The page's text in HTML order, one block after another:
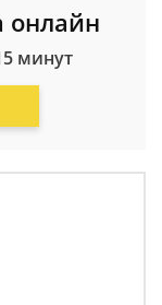
онлайн
минут